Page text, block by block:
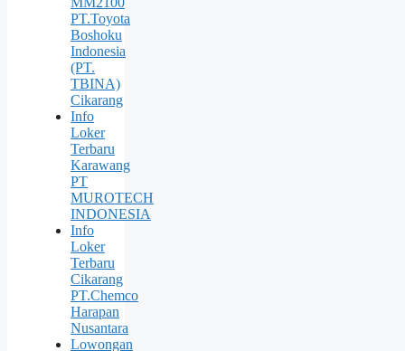
PT.Toyota
Boshoku
Indonesia
(PT.
TBINA)
Cikarang
Info
Loker
Terbaru
Karawang
PT
MUROTECH
INDONESIA
Info
Loker
Terbaru
Cikarang
PT.Chemco
Harapan
Nusantara
Lowongan